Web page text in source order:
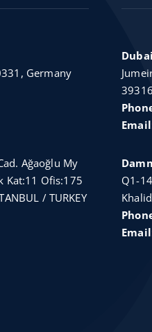
Germany
Ağaoğlu My
Kat:11 Ofis:175
/ TURKEY
Email
Q1-
Email